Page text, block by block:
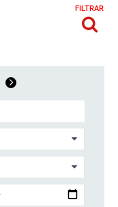
FILTRAR